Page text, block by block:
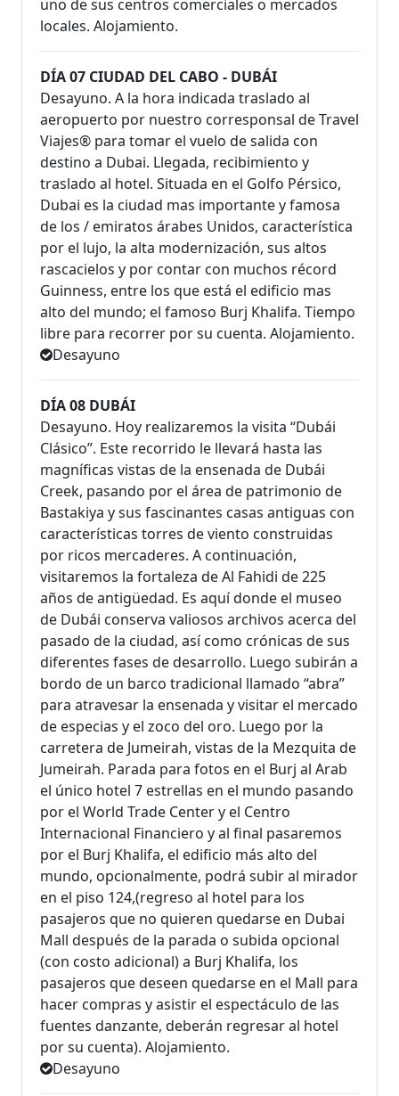
uno de sus centros comerciales o mercados
locales. Alojamiento.
DÍA 07 CIUDAD DEL CABO - DUBÁI
Desayuno. A la hora indicada traslado al
aeropuerto por nuestro corresponsal de Travel
Viajes® para tomar el vuelo de salida con
destino a Dubai. Llegada, recibimiento y
traslado al hotel. Situada en el Golfo Pérsico,
Dubai es la ciudad mas importante y famosa
de los / emiratos árabes Unidos, característica
por el lujo, la alta modernización, sus altos
rascacielos y por contar con muchos récord
Guinness, entre los que está el edificio mas
alto del mundo; el famoso Burj Khalifa. Tiempo
libre para recorrer por su cuenta. Alojamiento.
Desayuno
DÍA 08 DUBÁI
Desayuno. Hoy realizaremos la visita “Dubái
Clásico”. Este recorrido le llevará hasta las
magníficas vistas de la ensenada de Dubái
Creek, pasando por el área de patrimonio de
Bastakiya y sus fascinantes casas antiguas con
características torres de viento construidas
por ricos mercaderes. A continuación,
visitaremos la fortaleza de Al Fahidi de 225
años de antigüedad. Es aquí donde el museo
de Dubái conserva valiosos archivos acerca del
pasado de la ciudad, así como crónicas de sus
diferentes fases de desarrollo. Luego subirán a
bordo de un barco tradicional llamado “abra”
para atravesar la ensenada y visitar el mercado
de especias y el zoco del oro. Luego por la
carretera de Jumeirah, vistas de la Mezquita de
Jumeirah. Parada para fotos en el Burj al Arab
el único hotel 7 estrellas en el mundo pasando
por el World Trade Center y el Centro
Internacional Financiero y al final pasaremos
por el Burj Khalifa, el edificio más alto del
mundo, opcionalmente, podrá subir al mirador
en el piso 124,(regreso al hotel para los
pasajeros que no quieren quedarse en Dubai
Mall después de la parada o subida opcional
(con costo adicional) a Burj Khalifa, los
pasajeros que deseen quedarse en el Mall para
hacer compras y asistir el espectáculo de las
fuentes danzante, deberán regresar al hotel
por su cuenta). Alojamiento.
Desayuno